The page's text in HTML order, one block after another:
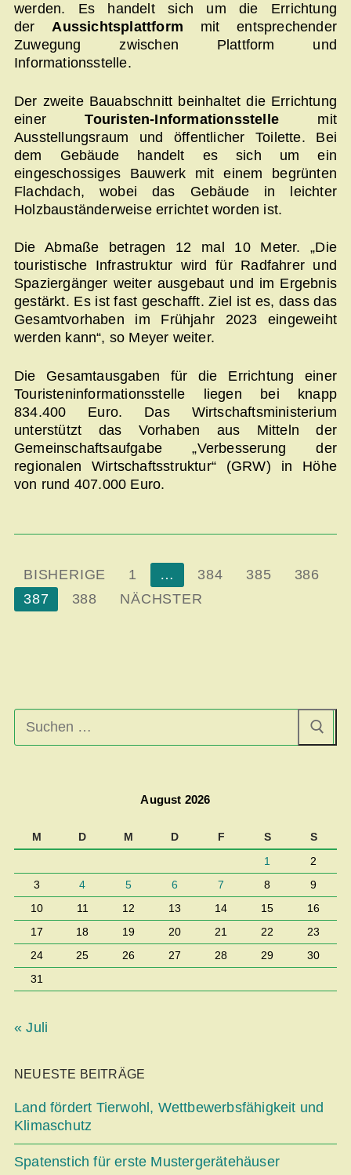
werden. Es handelt sich um die Errichtung
derAussichtsplattform mit entsprechender
Zuwegung zwischen Plattform und
Informationsstelle.
Der zweite Bauabschnitt beinhaltet die Errichtung
einerTouristen-Informationsstelle mit
Ausstellungsraum und öffentlicher Toilette. Bei
dem Gebäude handelt es sich um ein
eingeschossiges Bauwerk mit einem begrünten
Flachdach, wobei das Gebäude in leichter
Holzbauständerweise errichtet worden ist.
Die Abmaße betragen 12 mal 10 Meter. „Die
touristische Infrastruktur wird für Radfahrer und
Spaziergänger weiter ausgebaut und im Ergebnis
gestärkt. Es ist fast geschafft. Ziel ist es, dass das
Gesamtvorhaben im Frühjahr 2023 eingeweiht
werden kann“, so Meyer weiter.
Die Gesamtausgaben für die Errichtung einer
Touristeninformationsstelle liegen bei knapp
834.400 Euro. Das Wirtschaftsministerium
unterstützt das Vorhaben aus Mitteln der
Gemeinschaftsaufgabe „Verbesserung der
regionalen Wirtschaftsstruktur“ (GRW) in Höhe
von rund 407.000 Euro.
Seitennummerierung
der
BISHERIGE 1 … 384 385
386
387
388 NÄCHSTER
Suchen
nach:
August 2026
M D M D F S S
1
2
3
4 5 6 7 8
9
10
11 12 13 14 15
16
17
18 19 20 21 22
23
24
25 26 27 28 29
30
31
« Juli
NEUESTE BEITRÄGE
Land fördert Tierwohl, Wettbe­werbsfähigkeit und
Klimaschutz
Spatenstich für erste Mustergerätehäuser